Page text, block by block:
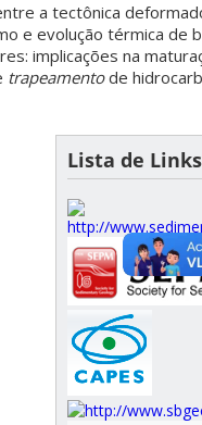
a tectônica
e evolução térmica de
implicações na
trapeamentode
Lista de Links